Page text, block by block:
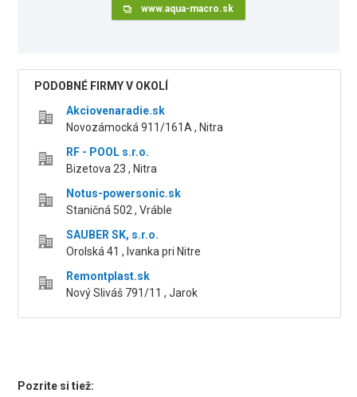
www.aqua-macro.sk
PODOBNÉ FIRMY V OKOLÍ
Akciovenaradie.sk
Novozámocká 911/161A , Nitra
RF - POOL s.r.o.
Bizetova 23 , Nitra
Notus-powersonic.sk
Staničná 502 , Vráble
SAUBER SK, s.r.o.
Orolská 41 , Ivanka pri Nitre
Remontplast.sk
Nový Sliváš 791/11 , Jarok
Pozrite si tiež: